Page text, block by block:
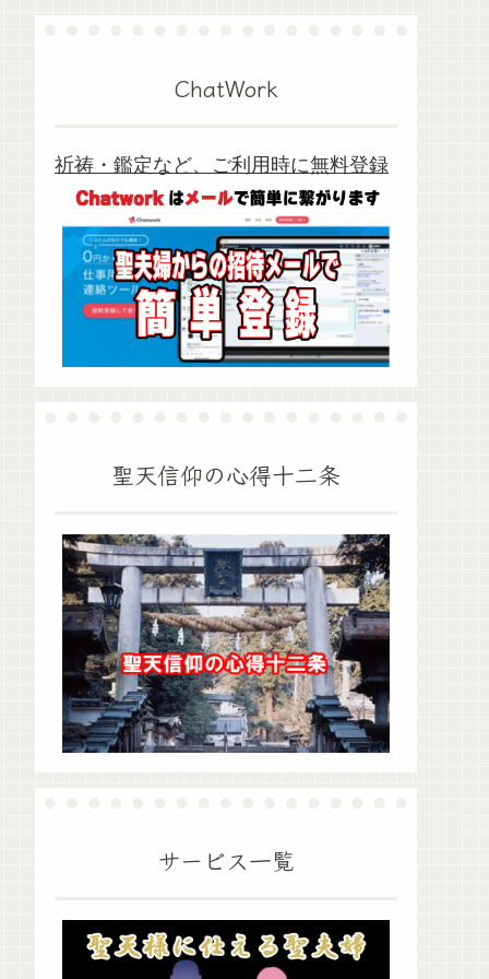
ChatWork
祈祷・鑑定など、ご利用時に無料登録
聖天信仰の心得十二条
サービス一覧